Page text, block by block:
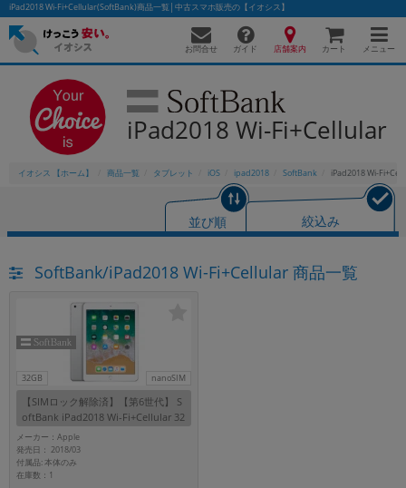
iPad2018 Wi-Fi+Cellular(SoftBank)商品一覧│中古スマホ販売の【イオシス】
お問合せ ガイド 店舗案内 カート メニュー
iPad2018 Wi-Fi+Cellular
イオシス 【ホーム】 商品一覧 タブレット iOS ipad2018 SoftBank iPad2018 Wi-
並び順 絞込み
SoftBank/iPad2018 Wi-Fi+Cellular 商品一覧
32GB nanoSIM
【SIMロック解除済】【第6世代】 S
oftBank iPad2018 Wi-Fi+Cellular 32
GB シルバー MR6P2J/A A1954
メーカー：Apple
発売日： 2018/03
付属品: 本体のみ
在庫数：1
かんたんパソコン検索に切り替える
人気の検索ワード：Let's noteEliteBook MacBook
カテゴリー
商品ジャンルの絞り込み
「スマートフォン」「タブレット」など
シリーズ
「iPhone」「Xperia」「Galaxy」など
メーカー
製造、販売メーカーの絞り込み
「Apple」「SONY」「SHARP」など